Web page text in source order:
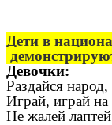
Дети в
Девочки:
Раздайся
Играй, играй
Не жалей